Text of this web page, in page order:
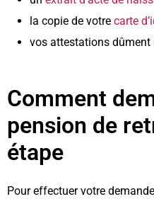
la copie de votre carte
vos attestations dûment
Comment
pension de
étape
Pour effectuer votre